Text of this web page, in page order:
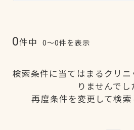
0件中 0〜0件を表示
検索条件に当てはまるクリ
りませんでし
再度条件を変更して検索